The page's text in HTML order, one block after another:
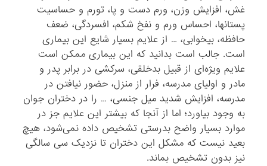
غش، افزایش وزن، ورم دست و پا، تورم و حساسیت
پستانها‌، احساس ورم و نفخ شکم، افسردگی، ضعف
حافظه، ‌بیخوابی، … از علایم بسیار شایع این بیماری
است. جالب است بدانید که این بیماری ممکن است
علایم ویژه‌ای از قبیل بدخلقی، سرکشی در برابر پدر و
مادر و اولیای مدرسه، فرار از منزل، حضور نیافتن در
مدرسه، افزایش شدید میل جنسی، … را در دختران جوان
به وجود بیاورد؛ اما از آنجا که بیشتر این علایم جز در
موارد بسیار واضح بدرستی تشخیص داده نمی‌شود، هیچ
بعید نیست که مشکل این دختران تا نزدیک سی سالگی
نیز بدون تشخیص بماند.